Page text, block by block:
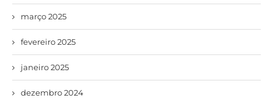
março 2025
fevereiro 2025
janeiro 2025
dezembro 2024